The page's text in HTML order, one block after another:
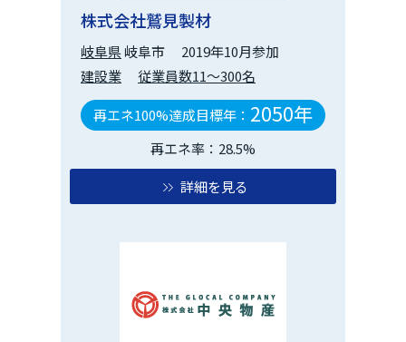
株式会社鷲見製材
岐阜県岐阜市
2019年10月参加
建設業
従業員数11～300名
再エネ100%達成目標年： 2050年
再エネ率：28.5%
詳細を見る